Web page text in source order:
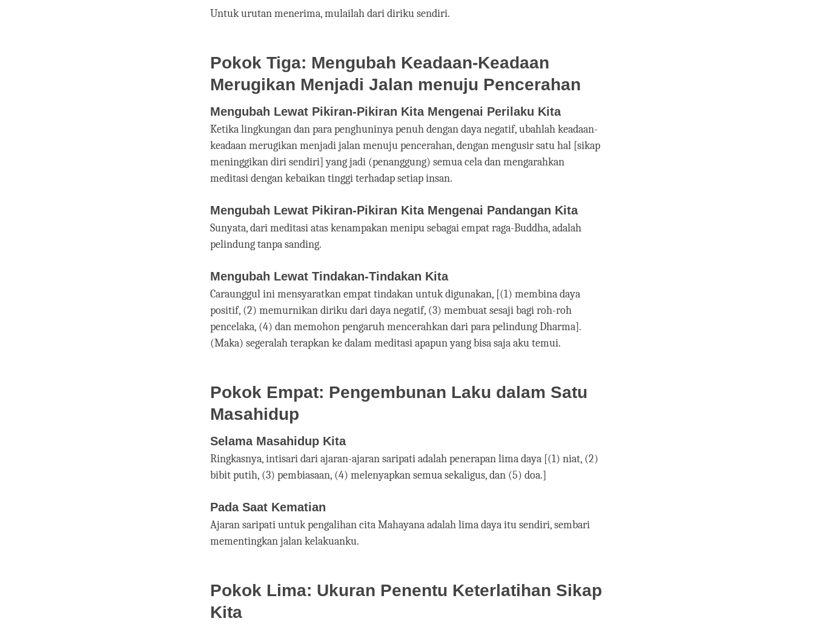
Untuk urutan menerima, mulailah dari diriku sendiri.
Pokok Tiga: Mengubah Keadaan-Keadaan
Merugikan Menjadi Jalan menuju Pencerahan
Mengubah Lewat Pikiran-Pikiran Kita Mengenai Perilaku Kita
Ketika lingkungan dan para penghuninya penuh dengan daya negatif, ubahlah keadaan-
keadaan merugikan menjadi jalan menuju pencerahan, dengan mengusir satu hal [sikap
meninggikan diri sendiri] yang jadi (penanggung) semua cela dan mengarahkan
meditasi dengan kebaikan tinggi terhadap setiap insan.
Mengubah Lewat Pikiran-Pikiran Kita Mengenai Pandangan Kita
Sunyata, dari meditasi atas kenampakan menipu sebagai empat raga-Buddha, adalah
pelindung tanpa sanding.
Mengubah Lewat Tindakan-Tindakan Kita
Caraunggul ini mensyaratkan empat tindakan untuk digunakan, [(1) membina daya
positif, (2) memurnikan diriku dari daya negatif, (3) membuat sesaji bagi roh-roh
pencelaka, (4) dan memohon pengaruh mencerahkan dari para pelindung Dharma].
(Maka) segeralah terapkan ke dalam meditasi apapun yang bisa saja aku temui.
Pokok Empat: Pengembunan Laku dalam Satu
Masahidup
Selama Masahidup Kita
Ringkasnya, intisari dari ajaran-ajaran saripati adalah penerapan lima daya [(1) niat, (2)
bibit putih, (3) pembiasaan, (4) melenyapkan semua sekaligus, dan (5) doa.]
Pada Saat Kematian
Ajaran saripati untuk pengalihan cita Mahayana adalah lima daya itu sendiri, sembari
mementingkan jalan kelakuanku.
Pokok Lima: Ukuran Penentu Keterlatihan Sikap
Kita